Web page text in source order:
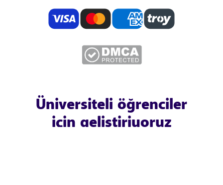
Üniversiteli öğrenciler
için geliştiriyoruz